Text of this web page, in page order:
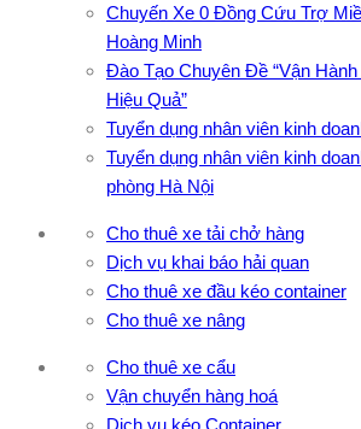
Chuyến Xe 0 Đồng Cứu Trợ
Hoàng Minh
Đào Tạo Chuyên Đề “Vận Hành
Hiệu Quả”
Tuyển dụng nhân viên kinh
Tuyển dụng nhân viên kinh
phòng Hà Nội
Cho thuê xe tải chở hàng
Dịch vụ khai báo hải quan
Cho thuê xe đầu kéo container
Cho thuê xe nâng
Cho thuê xe cẩu
Vận chuyển hàng hoá
Dịch vụ kéo Container